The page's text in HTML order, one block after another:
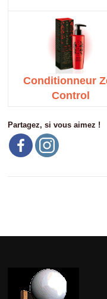
Conditionneur
Control
Partagez, si vous aimez !